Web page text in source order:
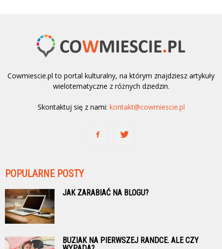
Cowmiescie.pl to portal kulturalny, na którym znajdziesz artykuły
wielotematyczne z różnych dziedzin.
Skontaktuj się z nami: kontakt@cowmiescie.pl
POPULARNE POSTY
JAK ZARABIAĆ NA BLOGU?
BUZIAK NA PIERWSZEJ RANDCE. ALE CZY